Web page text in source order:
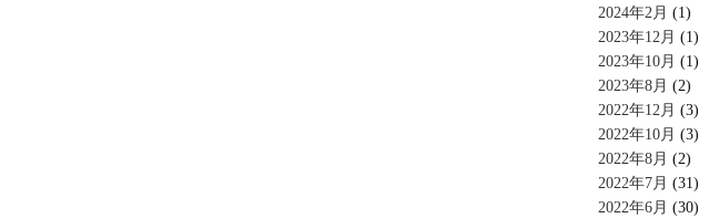
2024年2月 (1)
2023年12月 (1)
2023年10月 (1)
2023年8月 (2)
2022年12月 (3)
2022年10月 (3)
2022年8月 (2)
2022年7月 (31)
2022年6月 (30)